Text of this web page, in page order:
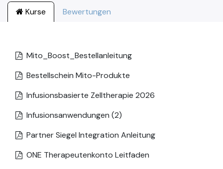
Kurse Bewertungen
Mito_Boost_Bestellanleitung
Bestellschein Mito-Produkte
Infusionsbasierte Zelltherapie 2026
Infusionsanwendungen (2)
Partner Siegel Integration Anleitung
ONE Therapeutenkonto Leitfaden